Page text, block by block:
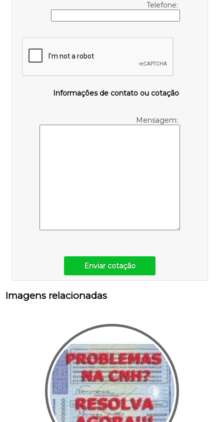
Telefone:
Informações de contato ou cotação
Mensagem:
Enviar cotação
Imagens relacionadas